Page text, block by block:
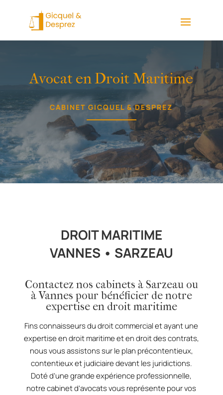
Avocat en Droit Maritime
CABINET GICQUEL & DESPREZ
DROIT MARITIME
VANNES • SARZEAU
Contactez nos cabinets à Sarzeau ou
à Vannes pour bénéficier de notre
expertise en droit maritime
Fins connaisseurs du droit commercial et ayant une
expertise en droit maritime et en droit des contrats,
nous vous assistons sur le plan précontentieux,
contentieux et judiciaire devant les juridictions.
Doté d’une grande expérience professionnelle,
notre cabinet d’avocats vous représente pour vos